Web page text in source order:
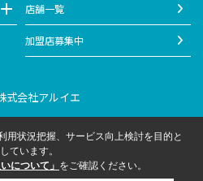
店舗一覧
加盟店募集中
式会社アルイエ
用状況把握、サービス向上検討を目的と
ています。
について」 をご確認ください。